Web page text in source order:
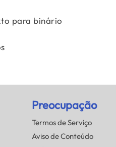
para binário
Preocupação
Termos de Serviço
Aviso de Conteúdo